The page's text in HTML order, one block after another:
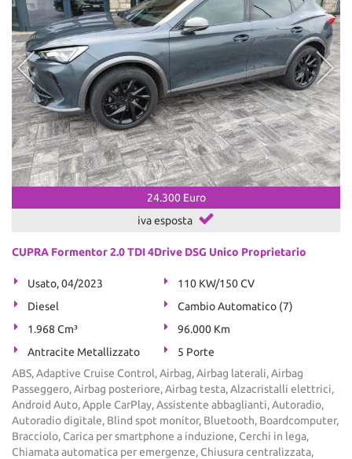
24.300 Euro
iva esposta
CUPRA Formentor 2.0 TDI 4Drive DSG Unico Proprietario
Usato, 04/2023
110 KW/150 CV
Diesel
Cambio Automatico (7)
1.968 Cm³
96.000 Km
Antracite Metallizzato
5 Porte
ABS, Adaptive Cruise Control, Airbag, Airbag laterali, Airbag
Passeggero, Airbag posteriore, Airbag testa, Alzacristalli elettrici,
Android Auto, Apple CarPlay, Assistente abbaglianti, Autoradio,
Autoradio digitale, Blind spot monitor, Bluetooth, Boardcomputer,
Bracciolo, Carica per smartphone a induzione, Cerchi in lega,
Chiamata automatica per emergenze, Chiusura centralizzata,